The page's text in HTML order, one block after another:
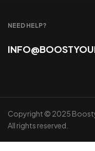
NEED HELP?
Copyright © 2025
All rights reserved.